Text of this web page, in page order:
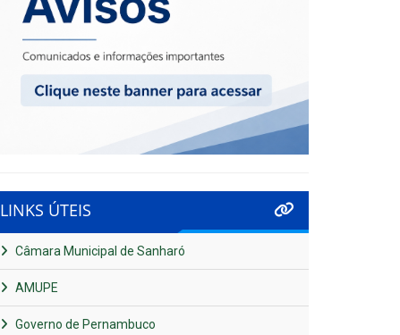
LINKS ÚTEIS
Câmara Municipal de Sanharó
AMUPE
Governo de Pernambuco